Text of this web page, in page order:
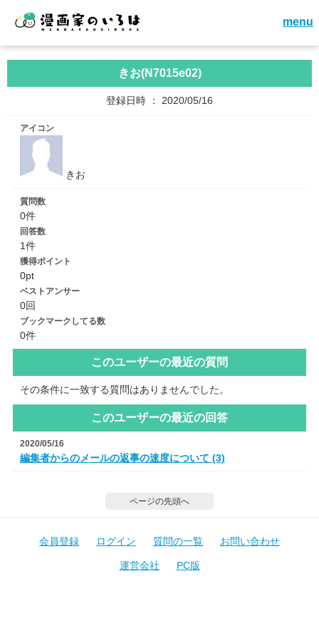
menu
きお(N7015e02)
登録日時 ： 2020/05/16
アイコン
きお
質問数
0件
回答数
1件
獲得ポイント
0pt
ベストアンサー
0回
ブックマークしてる数
0件
このユーザーの最近の質問
その条件に一致する質問はありませんでした。
このユーザーの最近の回答
2020/05/16
編集者からのメールの返事の速度について (3)
ページの先頭へ
会員登録 ログイン 質問の一覧 お問い合わせ
運営会社 PC版